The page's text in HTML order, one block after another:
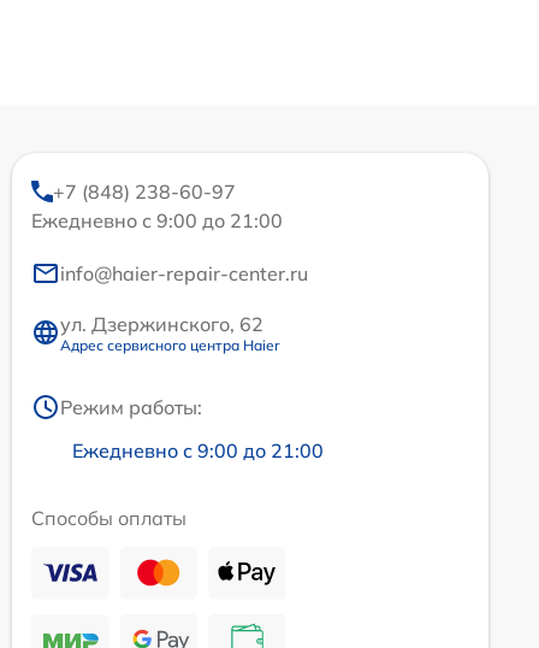
+7 (848) 238-60-97
Ежедневно с 9:00 до 21:00
info@haier-repair-center.ru
ул. Дзержинского, 62
Адрес сервисного центра Haier
Режим работы:
Ежедневно с 9:00 до 21:00
Способы оплаты